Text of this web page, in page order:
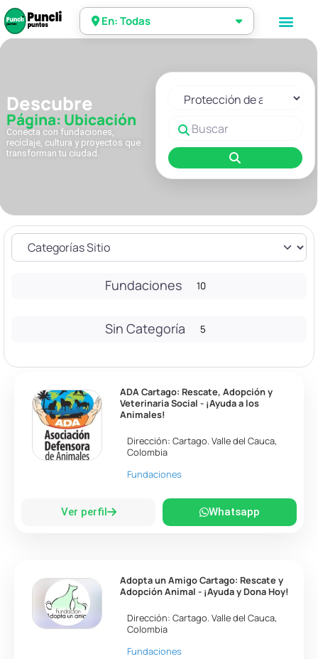
En: Todas
Descubre
Página: Ubicación
Conecta con fundaciones,
reciclaje, cultura y proyectos que
transforman tu ciudad.
Seleccionar el formulario de
Buscar
Fundaciones 10
Sin Categoría 5
ADA Cartago: Rescate, Adopción y
Veterinaria Social - ¡Ayuda a los
Animales!
Dirección:Cartago.Valle del Cauca,
Colombia
Fundaciones
Ver perfil Whatsapp
Adopta un Amigo Cartago: Rescate y
Adopción Animal - ¡Ayuda y Dona Hoy!
Dirección:Cartago.Valle del Cauca,
Colombia
Fundaciones